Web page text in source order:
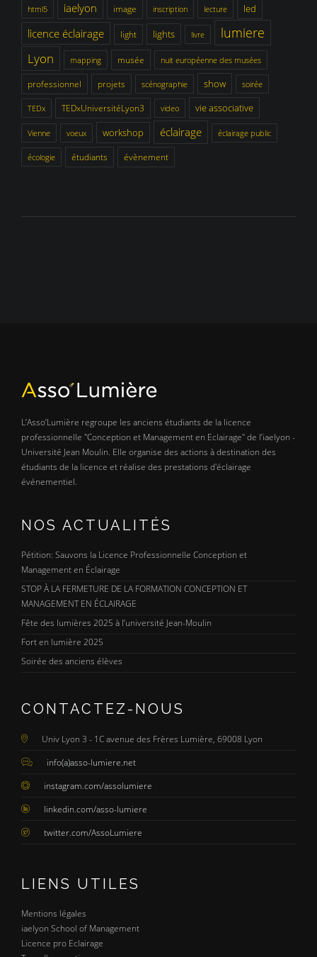
html5 iaelyon image inscription lecture led
licence éclairage light lights livre lumiere
Lyon mapping musée nuit européenne des musées
professionnel projets scénographie show soirée
TEDx TEDxUniversitéLyon3 video vie associative
Vienne voeux workshop éclairage éclairage public
écologie étudiants évènement
L’Asso’Lumière regroupe les anciens étudiants de la licence
professionnelle "Conception et Management en Eclairage" de l’iaelyon -
Université Jean Moulin. Elle organise des actions à destination des
étudiants de la licence et réalise des prestations d'éclairage
événementiel.
NOS ACTUALITÉS
Pétition: Sauvons la Licence Professionnelle Conception et
Management en Éclairage
STOP À LA FERMETURE DE LA FORMATION CONCEPTION ET
MANAGEMENT EN ÉCLAIRAGE
Fête des lumières 2025 à l’université Jean-Moulin
Fort en lumière 2025
Soirée des anciens élèves
CONTACTEZ-NOUS
Univ Lyon 3 - 1C avenue des Frères Lumière, 69008 Lyon
info(a)asso-lumiere.net
instagram.com/assolumiere
linkedin.com/asso-lumiere
twitter.com/AssoLumiere
LIENS UTILES
Mentions légales
iaelyon School of Management
Licence pro Eclairage